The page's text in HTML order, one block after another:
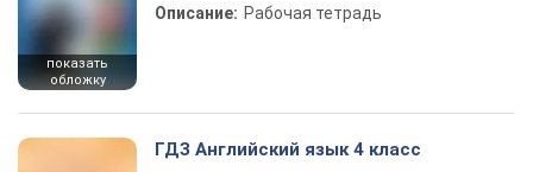
показать
обложку
Описание: Рабочая тетрадь
ГДЗ Английский язык 4 класс